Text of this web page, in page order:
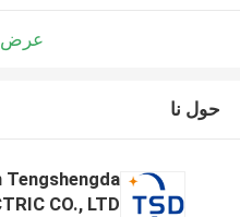
عرض
حول نا
Tengshengda